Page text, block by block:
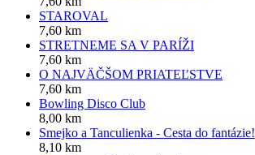
STAROVAL
7,60 km
STRETNEME SA V PARÍŽI
7,60 km
O NAJVÄČŠOM PRIATEĽSTVE
7,60 km
Bowling Disco Club
8,00 km
Smejko a Tanculienka - Cesta do fantázie!
8,10 km